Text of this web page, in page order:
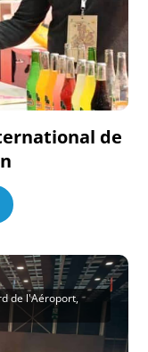
de
de l'Aéroport,